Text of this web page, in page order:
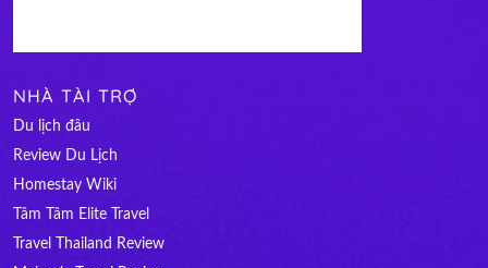
NHÀ TÀI TRỢ
Du lịch đâu
Review Du Lịch
Homestay Wiki
Tâm Tâm Elite Travel
Travel Thailand Review